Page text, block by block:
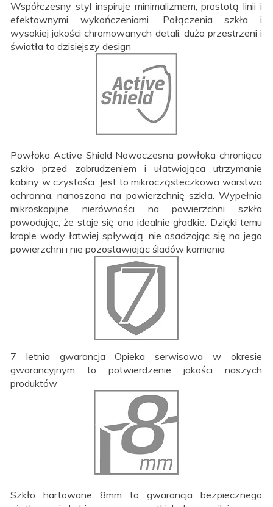
Współczesny styl inspiruje minimalizmem, prostotą linii i
efektownymi wykończeniami. Połączenia szkła i
wysokiej jakości chromowanych detali, dużo przestrzeni i
światła to dzisiejszy design
Powłoka Active Shield Nowoczesna powłoka chroniąca
szkło przed zabrudzeniem i ułatwiająca utrzymanie
kabiny w czystości. Jest to mikrocząsteczkowa warstwa
ochronna, nanoszona na powierzchnię szkła. Wypełnia
mikroskopijne nierówności na powierzchni szkła
powodując, że staje się ono idealnie gładkie. Dzięki temu
krople wody łatwiej spływają, nie osadzając się na jego
powierzchni i nie pozostawiając śladów kamienia
7 letnia gwarancja Opieka serwisowa w okresie
gwarancyjnym to potwierdzenie jakości naszych
produktów
Szkło hartowane 8mm to gwarancja bezpiecznego